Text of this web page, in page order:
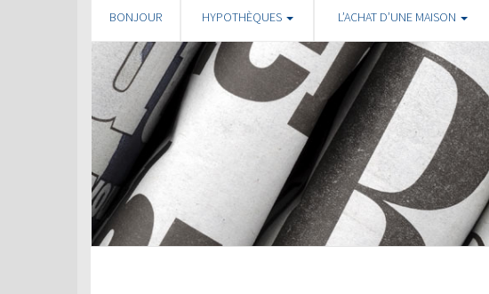
BONJOUR HYPOTHÈQUES L’ACHAT D’UNE MAISON